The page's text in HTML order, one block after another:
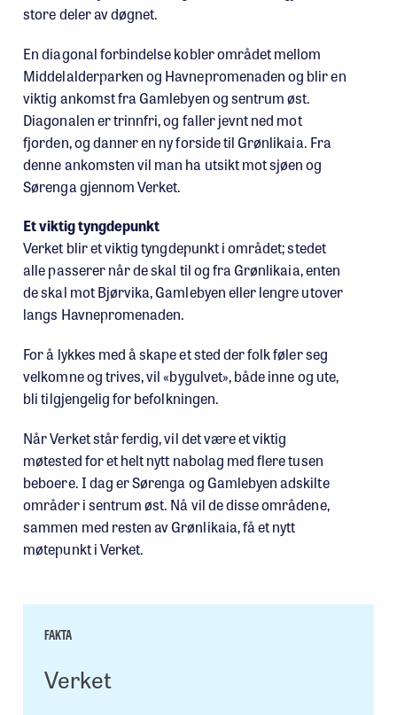
store deler av døgnet.
En diagonal forbindelse kobler området mellom
Middelalderparken og Havnepromenaden og blir en
viktig ankomst fra Gamlebyen og sentrum øst.
Diagonalen er trinnfri, og faller jevnt ned mot
fjorden, og danner en ny forside til Grønlikaia. Fra
denne ankomsten vil man ha utsikt mot sjøen og
Sørenga gjennom Verket.
Et viktig tyngdepunkt
Verket blir et viktig tyngdepunkt i området; stedet
alle passerer når de skal til og fra Grønlikaia, enten
de skal mot Bjørvika, Gamlebyen eller lengre utover
langs Havnepromenaden.
For å lykkes med å skape et sted der folk føler seg
velkomne og trives, vil «bygulvet», både inne og ute,
bli tilgjengelig for befolkningen.
Når Verket står ferdig, vil det være et viktig
møtested for et helt nytt nabolag med flere tusen
beboere. I dag er Sørenga og Gamlebyen adskilte
områder i sentrum øst. Nå vil de disse områdene,
sammen med resten av Grønlikaia, få et nytt
møtepunkt i Verket.
FAKTA
Verket